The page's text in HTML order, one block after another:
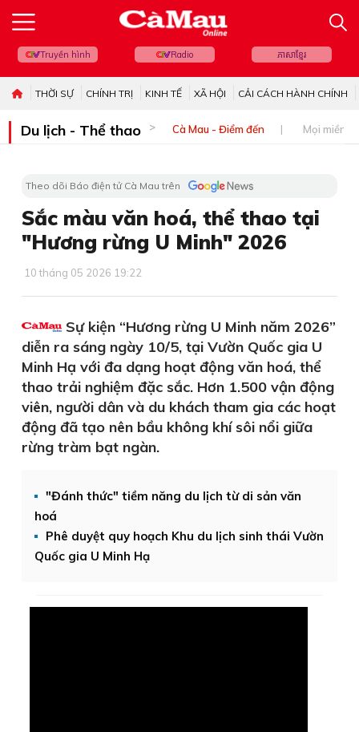
Truyền hình Radio ភាសាខ្មែរ
THỜI SỰ CHÍNH TRỊ KINH TẾ XÃ HỘI CẢI CÁCH HÀNH CHÍNH
Du lịch - Thể thao Cà Mau - Điểm đến Mọi miền
Theo dõi Báo điện tử Cà Mau trên
Sắc màu văn hoá, thể thao tại
"Hương rừng U Minh" 2026
10 tháng 05 2026 19:22
Sự kiện “Hương rừng U Minh năm 2026”
diễn ra sáng ngày 10/5, tại Vườn Quốc gia U
Minh Hạ với đa dạng hoạt động văn hoá, thể
thao trải nghiệm đặc sắc. Hơn 1.500 vận động
viên, người dân và du khách tham gia các hoạt
động đã tạo nên bầu không khí sôi nổi giữa
rừng tràm bạt ngàn.
"Đánh thức" tiềm năng du lịch từ di sản văn
hoá
Phê duyệt quy hoạch Khu du lịch sinh thái Vườn
Quốc gia U Minh Hạ